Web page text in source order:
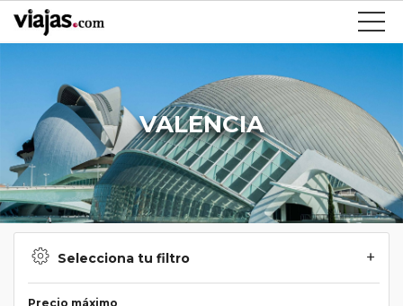
VALENCIA
Selecciona tu filtro
Precio máximo